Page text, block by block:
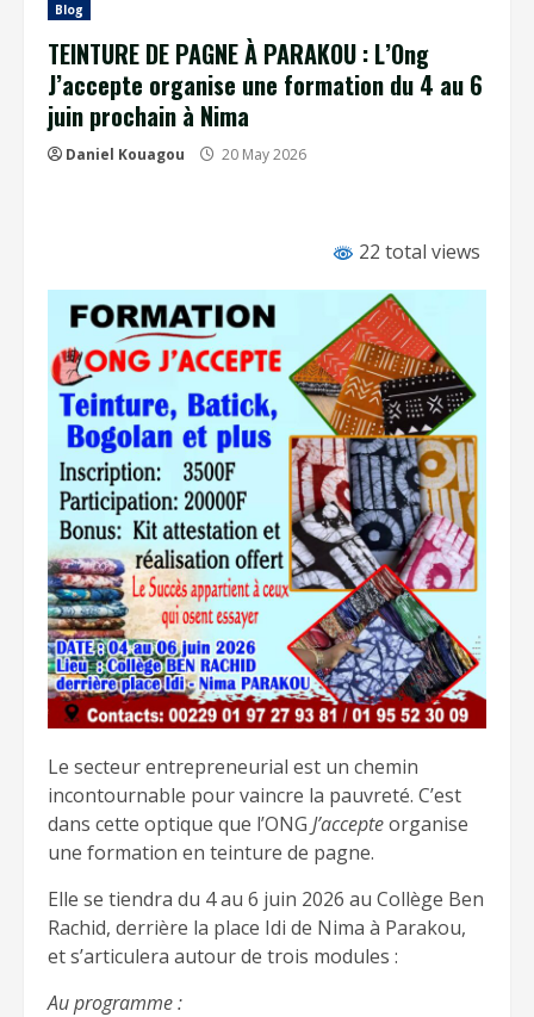
Blog
TEINTURE DE PAGNE À PARAKOU : L’Ong
J’accepte organise une formation du 4 au 6
juin prochain à Nima
Daniel Kouagou 20 May 2026
22 total views
Le secteur entrepreneurial est un chemin
incontournable pour vaincre la pauvreté. C’est
dans cette optique que l’ONG J’accepteorganise
une formation en teinture de pagne.
Elle se tiendra du 4 au 6 juin 2026 au Collège Ben
Rachid, derrière la place Idi de Nima à Parakou,
et s’articulera autour de trois modules :
Au programme :